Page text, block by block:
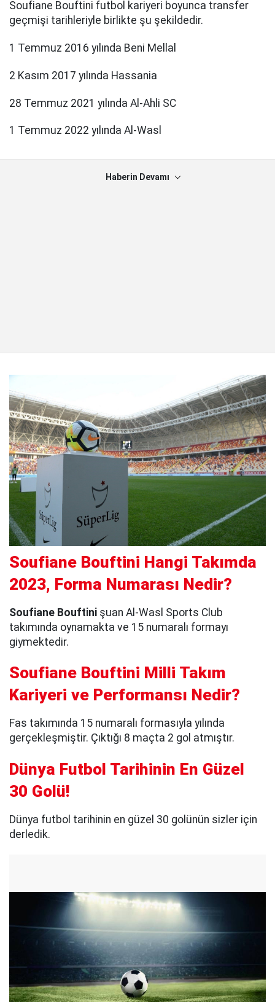
Soufiane Bouftini futbol kariyeri boyunca transfer
geçmişi tarihleriyle birlikte şu şekildedir.
1 Temmuz 2016 yılında Beni Mellal
2 Kasım 2017 yılında Hassania
28 Temmuz 2021 yılında Al-Ahli SC
1 Temmuz 2022 yılında Al-Wasl
Haberin Devamı
Soufiane Bouftini Hangi Takımda
2023, Forma Numarası Nedir?
Soufiane Bouftini şuan Al-Wasl Sports Club
takımında oynamakta ve 15 numaralı formayı
giymektedir.
Soufiane Bouftini Milli Takım
Kariyeri ve Performansı Nedir?
Fas takımında 15 numaralı formasıyla yılında
gerçekleşmiştir. Çıktığı 8 maçta 2 gol atmıştır.
Dünya Futbol Tarihinin En Güzel
30 Golü!
Dünya futbol tarihinin en güzel 30 golünün sizler için
derledik.